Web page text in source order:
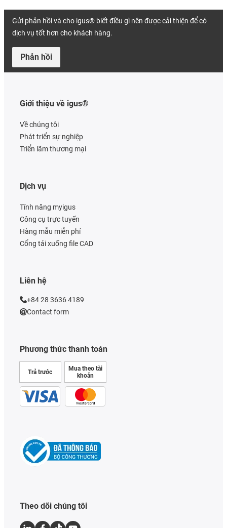
Gửi phản hồi và cho igus® biết điều gì nên được cải thiện để có
dịch vụ tốt hơn cho khách hàng.
Phản hồi
Giới thiệu về igus®
Về chúng tôi
Phát triển sự nghiệp
Triển lãm thương mại
Phương thức thanh toán
Trả trước
Mua theo tài
khoản
Dịch vụ
Tính năng myigus
Công cụ trực tuyến
Hàng mẫu miễn phí
Cổng tải xuống file CAD
Liên hệ
+84 28 3636 4189
Contact form
Theo dõi chúng tôi